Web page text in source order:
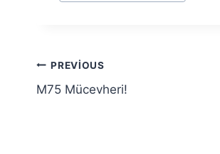
Yazı
gezinmesi
PREVIOUS
M75 Mücevheri!